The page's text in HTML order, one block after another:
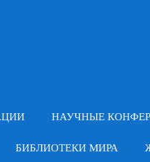
НАУЧНЫЕ
БИБЛИОТЕКИ МИРА